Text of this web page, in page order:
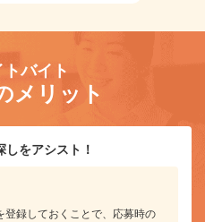
バイト
メリット
をアシスト！
登録しておくことで、応募時の